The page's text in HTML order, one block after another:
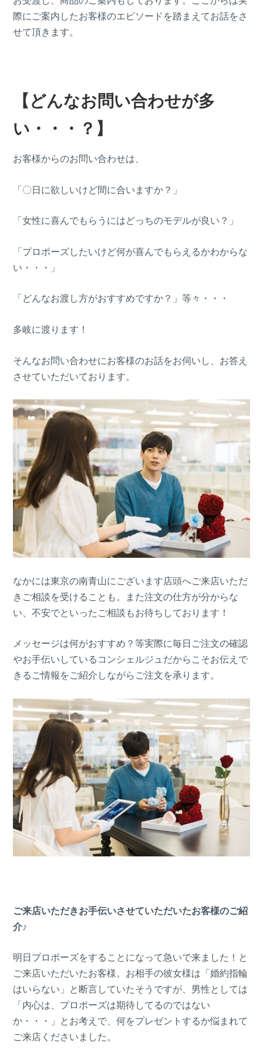
際にご案内したお客様のエピソードを踏まえてお話をさ
せて頂きます。
【どんなお問い合わせが多
い・・・？】
お客様からのお問い合わせは、
「〇日に欲しいけど間に合いますか？」
「女性に喜んでもらうにはどっちのモデルが良い？」
「プロポーズしたいけど何が喜んでもらえるかわからな
い・・・」
「どんなお渡し方がおすすめですか？」等々・・・
多岐に渡ります！
そんなお問い合わせにお客様のお話をお伺いし、お答え
させていただいております。
なかには東京の南青山にございます店頭へご来店いただ
きご相談を受けることも。また注文の仕方が分からな
い、不安でといったご相談もお待ちしております！
メッセージは何がおすすめ？等実際に毎日ご注文の確認
やお手伝いしているコンシェルジュだからこそお伝えで
きるご情報をご紹介しながらご注文を承ります。
ご来店いただきお手伝いさせていただいたお客様のご紹
介♪
明日プロポーズをすることになって急いで来ました！と
ご来店いただいたお客様。お相手の彼女様は「婚約指輪
はいらない」と断言していたそうですが、男性としては
「内心は、プロポーズは期待してるのではない
か・・・」とお考えで、何をプレゼントするか悩まれて
ご来店くださいました。